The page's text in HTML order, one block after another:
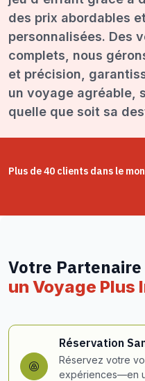
des prix abordables
personnalisées. Des
complets, nous
et précision,
un voyage agréable,
quelle que soit sa
Plus de 40 clients dans le
Votre
un Voyage Plus
Réservation
Réservez votre
expériences—en